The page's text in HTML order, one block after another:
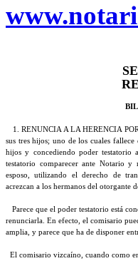
1. RENUNCIA A LA HERENCIA
sus tres hijos; uno de los cuales
hijos y concediendo poder testatorio
testatorio comparecer ante Notario
esposo, utilizando el derecho de
acrezcan a los hermanos del otorgante
Parece que el poder testatorio está
renunciarla. En efecto, el comisario
amplia, y parece que ha de disponer
El comisario vizcaíno, cuando como